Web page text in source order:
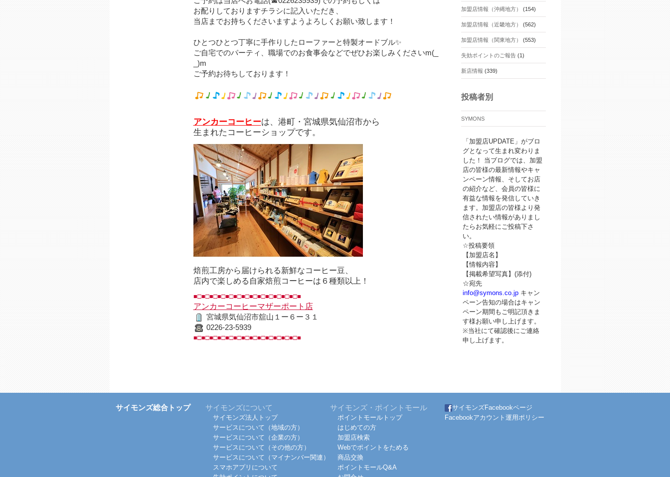
お配りしておりますチラシに記入いただき、
当店までお持ちくださいますようよろしくお願い致します！
ひとつひとつ丁寧に手作りしたローファーと特製オードブル✨
ご自宅でのパーティ、職場でのお食事会などでぜひお楽しみくださいm(_
_)m
ご予約お待ちしております！
アンカーコーヒーは、港町・宮城県気仙沼市から
生まれたコーヒーショップです。
焙煎工房から届けられる新鮮なコーヒー豆、
店内で楽しめる自家焙煎コーヒーは６種類以上！
■□■□■□■□■□■□■□■□■□■□■□■□■□■
アンカーコーヒーマザーポート店
宮城県気仙沼市舘山１ー６ー３１
0226-23-5939
■□■□■□■□■□■□■□■□■□■□■□■□■□■
加盟店情報（沖縄地方） (154)
加盟店情報（近畿地方） (562)
加盟店情報（関東地方） (553)
失効ポイントのご報告(1)
新店情報 (339)
投稿者別
SYMONS
「加盟店UPDATE」がブロ
グとなって生まれ変わりま
した！ 当ブログでは、加盟
店の皆様の最新情報やキャ
ンペーン情報、そしてお店
の紹介など、会員の皆様に
有益な情報を発信していき
ます。加盟店の皆様より発
信されたい情報がありまし
たらお気軽にご投稿下さ
い。
☆投稿要領
【加盟店名】
【情報内容】
【掲載希望写真】(添付)
☆宛先
info@symons.co.jpキャン
ペーン告知の場合はキャン
ペーン期間もご明記頂きま
す様お願い申し上げます。
※当社にて確認後にご連絡
申し上げます。
サイモンズ総合トップ サイモンズについて
サイモンズ法人トップ
サービスについて（地域の方）
サービスについて（企業の方）
サービスについて（その他の方）
サービスについて（マイナンバー関連）
スマホアプリについて
サイモンズ・ポイントモール
ポイントモールトップ
はじめての方
加盟店検索
Webでポイントをためる
商品交換
ポイントモールQ&A
サイモンズFacebookページ
Facebookアカウント運用ポリシー